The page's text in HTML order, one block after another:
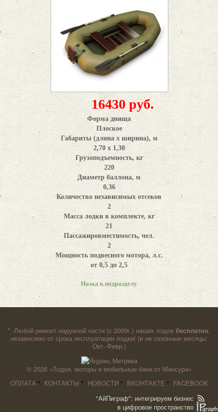
16430 руб.
Форма днища
Плоское
Габариты (длина x ширина), м
2,70 х 1,30
Грузоподъемность, кг
220
Диаметр баллона, м
0,36
Количество независимых отсеков
2
Масса лодки в комплекте, кг
21
Пассажировместимость, чел.
2
Мощность подвесного мотора, л.с.
от 0,5 до 2,5
Назад к подразделу
* -Любой ремонт надувной части (c 2009г.) наших лодок бесплатно,
независимо от срока эксплуатации лодки! (в не сезонные месяцы:
Окт.-Февр.)
© 2026 «Лодки, моторы и мобильные бани от Мансура»
ОПЛАТА
КОНТАКТЫ НОВОСТИ ВКОНТАКТЕ
FACEBOOK
"АйПиграф": интегрируем бизнес
в цифровое пространство